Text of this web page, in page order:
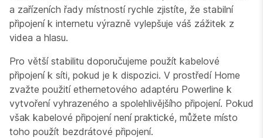
a zařízeních řady místností rychle zjistíte, že stabilní
připojení k internetu výrazně vylepšuje váš zážitek z
videa a hlasu.
Pro větší stabilitu doporučujeme použít kabelové
připojení k síti, pokud je k dispozici. V prostředí Home
zvažte použití ethernetového adaptéru Powerline k
vytvoření vyhrazeného a spolehlivějšího připojení. Pokud
však kabelové připojení není praktické, můžete místo
toho použít bezdrátové připojení.